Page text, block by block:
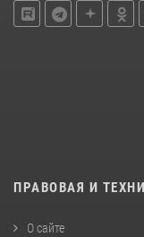
ПРАВОВАЯ И
О сайте